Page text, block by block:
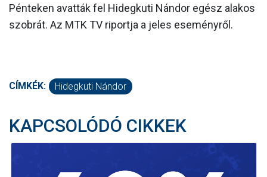
SZURKOLÓI ÉLMÉNYEK
AKKREDITÁCIÓ
Pénteken avatták fel Hidegkuti Nándor egész alakos
szobrát. Az MTK TV riportja a jeles eseményről.
CÍMKÉK: Hidegkuti Nándor
KAPCSOLÓDÓ CIKKEK